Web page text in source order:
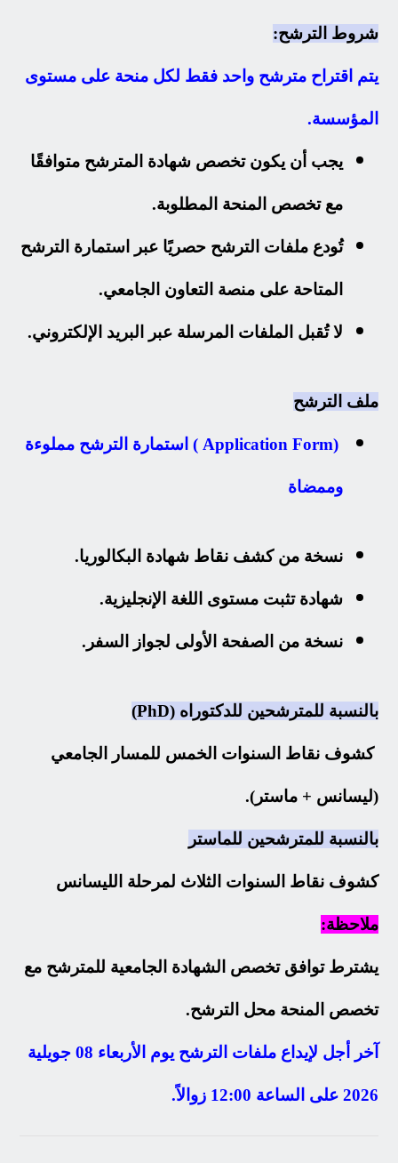
شروط الترشح:
يتم اقتراح مترشح واحد فقط لكل منحة على مستوى
المؤسسة.
يجب أن يكون تخصص شهادة المترشح متوافقًا
مع تخصص المنحة المطلوبة.
تُودع ملفات الترشح حصريًا عبر استمارة الترشح
المتاحة على منصة التعاون الجامعي.
لا تُقبل الملفات المرسلة عبر البريد الإلكتروني.
ملف الترشح
(Application Form ) استمارة الترشح مملوءة
وممضاة
نسخة من كشف نقاط شهادة البكالوريا.
شهادة تثبت مستوى اللغة الإنجليزية.
نسخة من الصفحة الأولى لجواز السفر.
بالنسبة للمترشحين للدكتوراه (PhD)
كشوف نقاط السنوات الخمس للمسار الجامعي
(ليسانس + ماستر).
بالنسبة للمترشحين للماستر
كشوف نقاط السنوات الثلاث لمرحلة الليسانس
ملاحظة:
يشترط توافق تخصص الشهادة الجامعية للمترشح مع
تخصص المنحة محل الترشح.
آخر أجل لإيداع ملفات الترشح يوم الأربعاء 08 جويلية
2026 على الساعة 12:00 زوالاً.